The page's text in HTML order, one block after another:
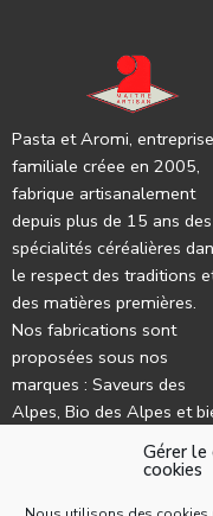
Gérer
cookies
Pasta et Aromi, entreprise
familiale créee en 2005,
fabrique artisanalement
depuis plus de 15 ans des
spécialités céréalières
le respect des traditions
des matières premières.
Nos fabrications sont
proposées sous nos
marques : Saveurs des
Alpes, Bio des Alpes et
évidemment La Lune.